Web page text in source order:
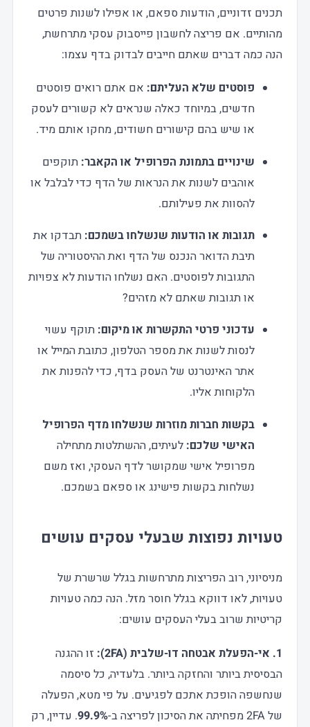
תכנים זדוניים, הודעות ספאם, או אפילו לשנות פרטים
מהותיים. אם פריצה לחשבון פייסבוק עסקי מתרחשת,
הנה כמה דברים שאתם חייבים לבדוק בדף עצמו:
פוסטים שלא העליתם: אם אתם רואים פוסטים
חדשים, במיוחד כאלה שנראים לא קשורים לעסק
או שיש בהם קישורים חשודים, מחקו אותם מיד.
שינויים בתמונת הפרופיל או הקאבר: תוקפים
אוהבים לשנות את הנראות של הדף כדי לבלבל או
להסוות את פעילותם.
תגובות או הודעות שנשלחו בשמכם: תבדקו את
תיבת הדואר הנכנס של הדף ואת ההיסטוריה של
התגובות לפוסטים. האם נשלחו הודעות לא צפויות
או תגובות שאתם לא מזהים?
עדכוני פרטי התקשרות או מיקום: תוקף עשוי
לנסות לשנות את מספר הטלפון, כתובת המייל או
אתר האינטרנט של העסק בדף, כדי להפנות את
הלקוחות אליו.
בקשות חברות מוזרות שנשלחו מדף הפרופיל
האישי שלכם: לעיתים, ההשתלטות מתחילה
מפרופיל אישי שמקושר לדף העסקי, ואז משם
נשלחות בקשות פישינג או ספאם בשמכם.
טעויות נפוצות שבעלי עסקים עושים
מניסיוני, רוב הפריצות מתרחשות בגלל שרשרת של
טעויות, לאו דווקא בגלל חוסר מזל. הנה כמה טעויות
קריטיות שרוב בעלי העסקים עושים:
1. אי-הפעלת אבטחה דו-שלבית (2FA):
זו ההגנה
הבסיסית ביותר והחזקה ביותר. בלעדיה, כל סיסמה
שנחשפה הופכת אתכם לפגיעים. על פי מטא, הפעלה
של 2FA מפחיתה את הסיכון לפריצה ב-
99.9%. עדיין, רק